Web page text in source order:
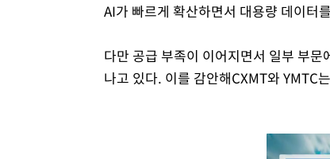
AI가 빠르게 확산하면서 대용량 데이터
다만 공급 부족이 이어지면서 일부 부
나고 있다. 이를 감안해CXMT와 YMTC